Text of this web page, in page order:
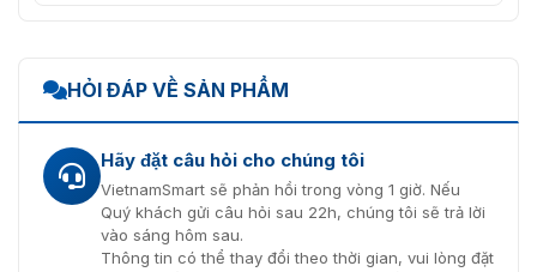
HỎI ĐÁP VỀ SẢN PHẨM
Hãy đặt câu hỏi cho chúng tôi
VietnamSmart sẽ phản hồi trong vòng 1 giờ. Nếu
Quý khách gửi câu hỏi sau 22h, chúng tôi sẽ trả lời
vào sáng hôm sau.
Thông tin có thể thay đổi theo thời gian, vui lòng đặt